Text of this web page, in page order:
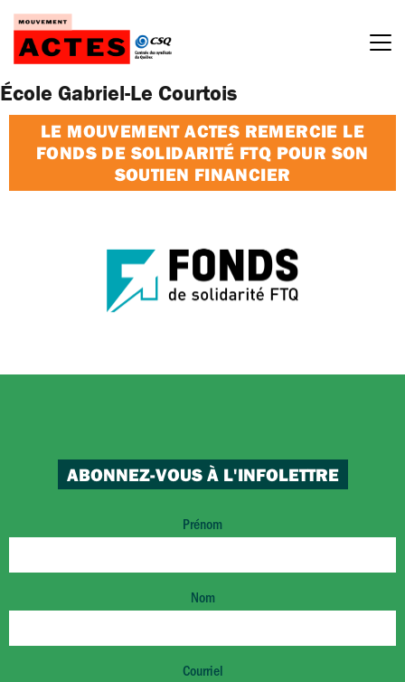
Passer
contenu
École Gabriel-Le Courtois
LE MOUVEMENT ACTES REMERCIE LE
FONDS DE SOLIDARITÉ FTQ POUR SON
SOUTIEN FINANCIER
ABONNEZ-VOUS À L'INFOLETTRE
Prénom
Nom
Courriel